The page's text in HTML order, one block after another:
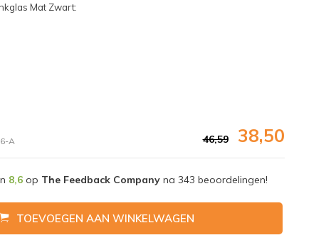
Mat Zwart:
A 46,59 38,50
8,6op The Feedback Companyna 343 beoordelingen!
TOEVOEGEN AAN WINKELWAGEN